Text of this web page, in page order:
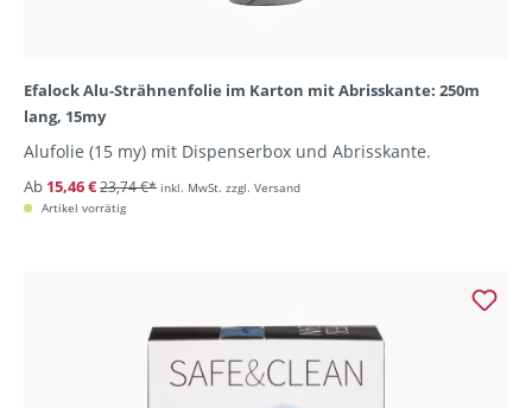
Efalock Alu-Strähnenfolie im Karton mit Abrisskante: 250m
lang, 15my
Alufolie (15 my) mit Dispenserbox und Abrisskante.
Ab 15,46 €23,74 €* inkl. MwSt. zzgl. Versand
Artikel vorrätig